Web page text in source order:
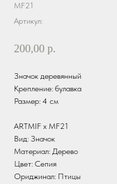
MF21
Артикул:
200,00 р.
Значок деревянный
Крепление: булавка
Размер: 4 см
ARTMIF х MF21
Вид: Значок
Материал: Дерево
Цвет: Сепия
Ориджинал: Птицы